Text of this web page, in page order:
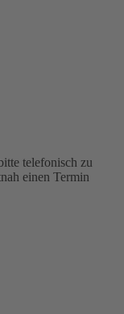
telefonisch zu
einen Termin